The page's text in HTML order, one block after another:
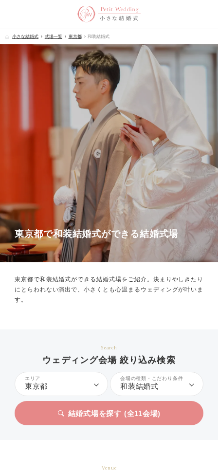
小さな結婚式 式場一覧 東京都 和装結婚式
東京都で和装結婚式ができる結婚式場
東京都で和装結婚式ができる結婚式場をご紹介。 決まりやしきたり
にとらわれない演出で、小さくとも心温まるウェディングが叶いま
す。
Search
ウェディング会場 絞り込み検索
エリア
東京都
会場の種類・こだわり条件
和装結婚式
結婚式場を探す (全11会場)
Venue